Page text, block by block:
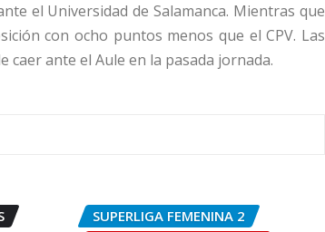
el Universidad de Salamanca. Mientras que
con ocho puntos menos que el CPV. Las
ante el Aule en la pasada jornada.
SUPERLIGA FEMENINA 2